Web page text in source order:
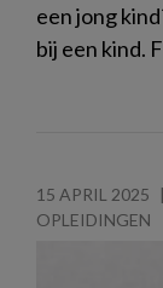
een jong
bij een kind.
15 APRIL 2025
OPLEIDINGEN